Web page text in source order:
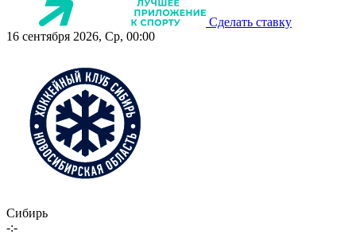
Сделать ставку
16 сентября 2026, Ср, 00:00
Сибирь
-:-